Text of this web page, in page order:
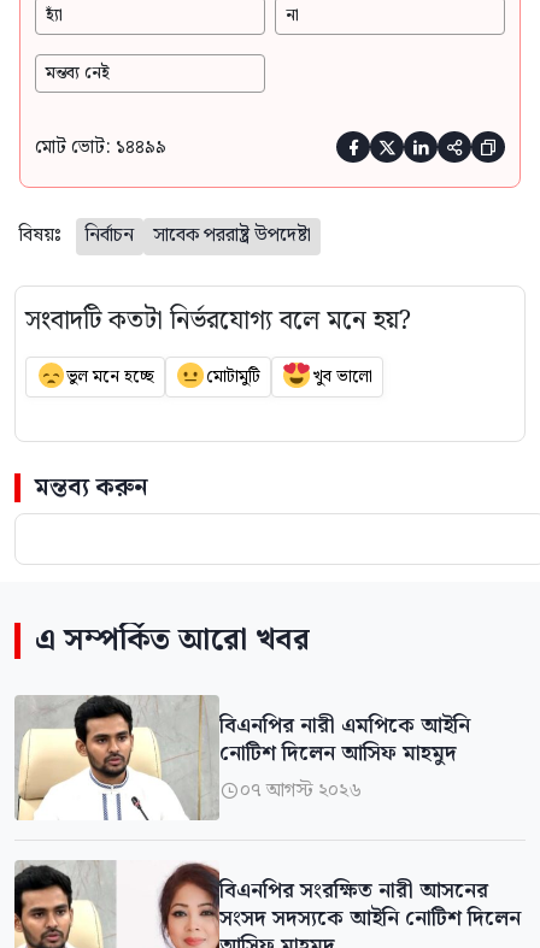
হ্যাঁ না
মন্তব্য নেই
মোট ভোট: ১৪৪৯৯     
বিষয়ঃ নির্বাচন সাবেক পররাষ্ট্র উপদেষ্টা
সংবাদটি কতটা নির্ভরযোগ্য বলে মনে হয়?
ভুল মনে হচ্ছে মোটামুটি খুব ভালো
মন্তব্য করুন
এ সম্পর্কিত আরো খবর
বিএনপির নারী এমপিকে আইনি
নোটিশ দিলেন আসিফ মাহমুদ
০৭ আগস্ট ২০২৬
বিএনপির সংরক্ষিত নারী আসনের
সংসদ সদস্যকে আইনি নোটিশ দিলেন